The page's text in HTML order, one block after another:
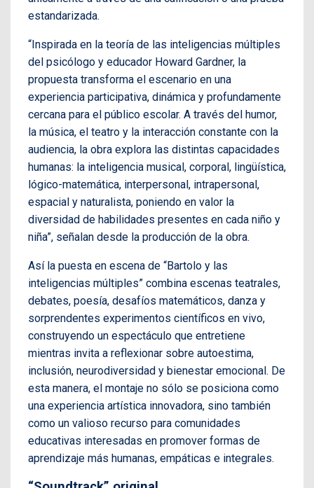
estandarizada.
“Inspirada en la teoría de las inteligencias múltiples
del psicólogo y educador Howard Gardner, la
propuesta transforma el escenario en una
experiencia participativa, dinámica y profundamente
cercana para el público escolar. A través del humor,
la música, el teatro y la interacción constante con la
audiencia, la obra explora las distintas capacidades
humanas: la inteligencia musical, corporal, lingüística,
lógico-matemática, interpersonal, intrapersonal,
espacial y naturalista, poniendo en valor la
diversidad de habilidades presentes en cada niño y
niña”, señalan desde la producción de la obra.
Así la puesta en escena de “Bartolo y las
inteligencias múltiples” combina escenas teatrales,
debates, poesía, desafíos matemáticos, danza y
sorprendentes experimentos científicos en vivo,
construyendo un espectáculo que entretiene
mientras invita a reflexionar sobre autoestima,
inclusión, neurodiversidad y bienestar emocional. De
esta manera, el montaje no sólo se posiciona como
una experiencia artística innovadora, sino también
como un valioso recurso para comunidades
educativas interesadas en promover formas de
aprendizaje más humanas, empáticas e integrales.